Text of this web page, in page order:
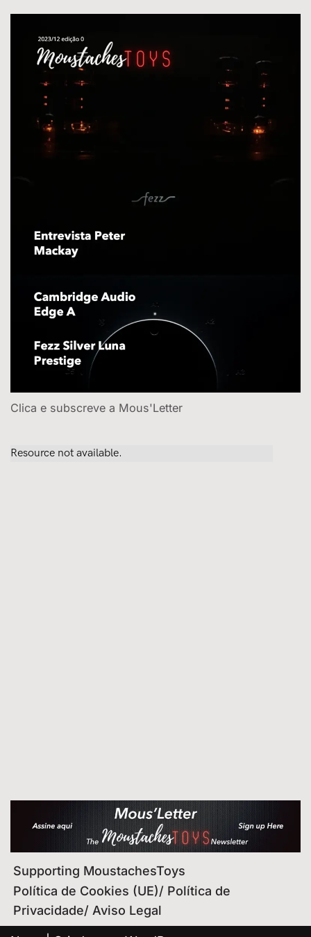
Clica e subscreve a Mous'Letter
Supporting MoustachesToys
Política de Cookies (UE)/ Política de
Privacidade/ Aviso Legal